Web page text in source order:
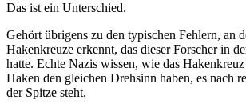
Das ist ein Unterschied.
Gehört übrigens zu den typischen Fehlern, an
Hakenkreuze erkennt, das dieser Forscher in
hatte. Echte Nazis wissen, wie das Hakenkreuz
Haken den gleichen Drehsinn haben, es nach
der Spitze steht.